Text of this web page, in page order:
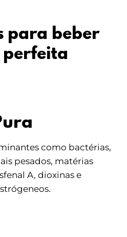
para beber
como bactérias,
pesados, matérias
A, dioxinas e